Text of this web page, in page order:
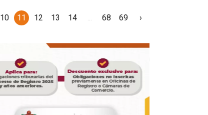
10 11 12 13 14 ... 68 69 ›